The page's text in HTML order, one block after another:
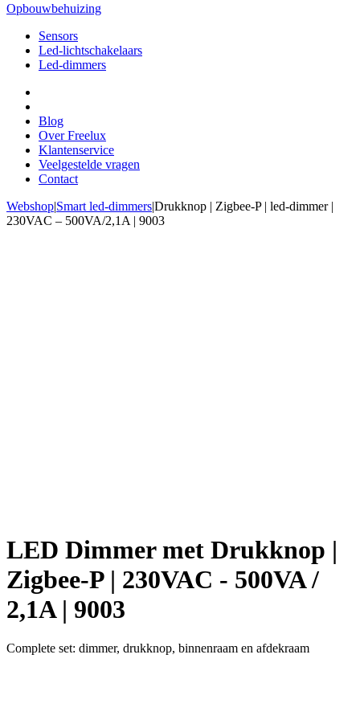
Opbouwbehuizing
Sensors
Led-lichtschakelaars
Led-dimmers
Blog
Over Freelux
Klantenservice
Veelgestelde vragen
Contact
Webshop|Smart led-dimmers|Drukknop | Zigbee-P | led-dimmer |
230VAC – 500VA/2,1A | 9003
LED Dimmer met Drukknop |
Zigbee-P | 230VAC - 500VA /
2,1A | 9003
Complete set: dimmer, drukknop, binnenraam en afdekraam